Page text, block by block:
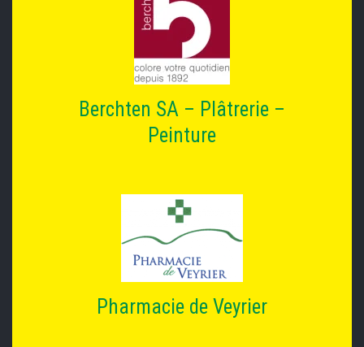
Berchten SA – Plâtrerie –
Peinture
Pharmacie de Veyrier